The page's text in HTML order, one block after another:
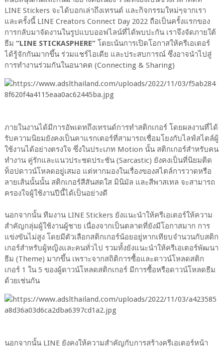
LINE Stickers จะได้บอกเล่าถึงเทรนด์ และกิจกรรมใหม่ๆจากเรา
และครั้งนี้ LINE Creators Connect Day 2022 ถือเป็นครั้งแรกของ
การกลับมาจัดงานในรูปแบบออฟไลน์ที่ได้พบปะกัน เราจึงจัดภายใต้
ธีม “LINE STICKASPHERE”โดยเน้นการเปิดโอกาสให้ครีเอเตอร์
ได้รู้จักกันมากขึ้น ร่วมแชร์ไอเดีย และประสบการณ์ ซึ่งอาจนำไปสู่
การทำงานร่วมกันในอนาคต (Connecting & Sharing)
ภายในงานได้มีการอัพเดทถึงเทรนด์การทำสติกเกอร์ โดยผลงานที่ได้
รับความนิยมยังคงเป็นคาแรกเตอร์ที่สามารถเชื่อมโยงกับไลฟ์สไตล์ผู้
ใช้งานได้อย่างตรงใจ ซึ่งในประเภท Motion นั้น สติกเกอร์สำหรับคน
ทำงาน คู่รักและแนวประชดประชัน (Sarcastic) ยังคงเป็นที่นิยมติด
ท็อปดาวน์โหลดอยู่เสมอ แต่หากมองในเรื่องของสไตล์การวาดหรือ
ลายเส้นนั้นนั้น สติกเกอร์สีสันสดใส มินิมัล และสีพาสเทล จะสามารถ
ครองใจผู้ใช้งานปีนี้ได้เป็นอย่างดี
นอกจากนั้น ทีมงาน LINE Stickers ยังแนะนำให้ครีเอเตอร์ให้ความ
สำคัญกลุ่มผู้ใช้งานผู้ชาย เนื่องจากเป็นตลาดที่ยังมีโอกาสมาก การ
แข่งขันไม่สูง โดยมีตัวเลือกสติกเกอร์น้อยอยู่หากเทียบจำนวนกับสติก
เกอร์สำหรับผู้หญิงและคนทั่วไป รวมทั้งยังแนะนำให้ครีเอเตอร์พัฒนา
ธีม (Theme) มากขึ้น เพราะจากสถิติการซื้อและดาวน์โหลดสติก
เกอร์ 1 ใน 5 ของผู้ดาวน์โหลดสติกเกอร์ มีการซื้อหรือดาวน์โหลดธีม
ด้วยเช่นกัน
นอกจากนั้น LINE ยังคงให้ความสำคัญกับการสร้างครีเอเตอร์หน้า